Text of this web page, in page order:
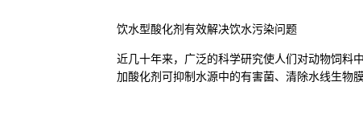
饮水型酸化剂有效解决饮水污染问题
近几十年来，广泛的科学研究使人们对动物饲料
加酸化剂可抑制水源中的有害菌、清除水线生物